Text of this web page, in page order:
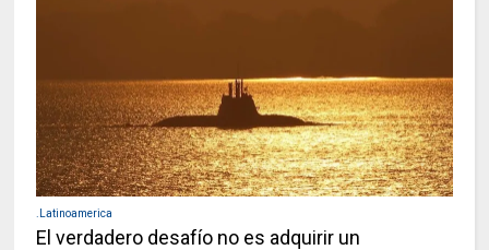
.Latinoamerica
El verdadero desafío no es adquirir un